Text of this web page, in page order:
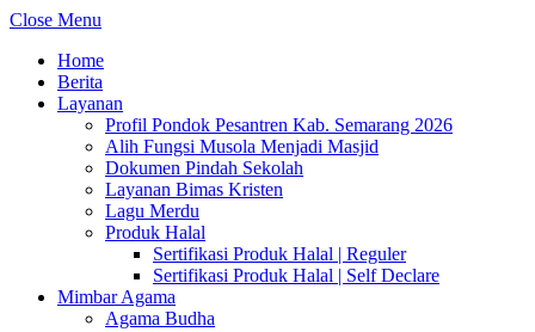
Close Menu
Home
Berita
Layanan
Profil Pondok Pesantren Kab. Semarang 2026
Alih Fungsi Musola Menjadi Masjid
Dokumen Pindah Sekolah
Layanan Bimas Kristen
Lagu Merdu
Produk Halal
Sertifikasi Produk Halal | Reguler
Sertifikasi Produk Halal | Self Declare
Mimbar Agama
Agama Budha